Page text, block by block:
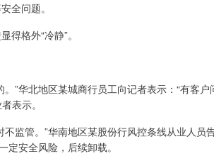
全问题。
格外“冷静”。
”华北地区某城商行员工向记者表示：“有客
表示。
监管。”华南地区某股份行风控条线从业人员
安全风险，后续卸载。